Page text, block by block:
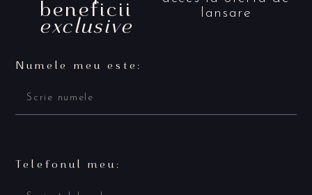
beneficii
exclusive
lansare
Numele meu este:
Telefonul meu: